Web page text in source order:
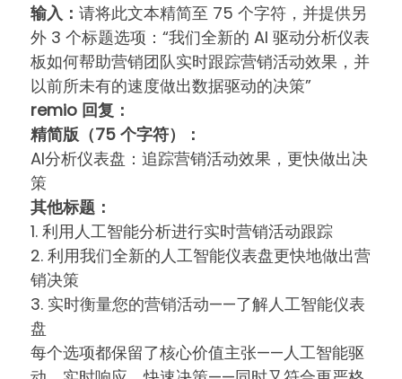
输入：请将此文本精简至 75 个字符，并提供另
外 3 个标题选项：“我们全新的 AI 驱动分析仪表
板如何帮助营销团队实时跟踪营销活动效果，并
以前所未有的速度做出数据驱动的决策”
remio 回复：
精简版（75 个字符）：
AI分析仪表盘：追踪营销活动效果，更快做出决
策
其他标题：
1. 利用人工智能分析进行实时营销活动跟踪
2. 利用我们全新的人工智能仪表盘更快地做出营
销决策
3. 实时衡量您的营销活动——了解人工智能仪表
盘
每个选项都保留了核心价值主张——人工智能驱